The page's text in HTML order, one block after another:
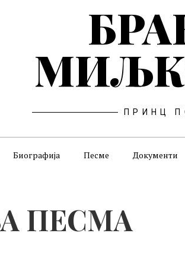
ПРИНЦ
Биографија Песме Документи
ПЕСМА